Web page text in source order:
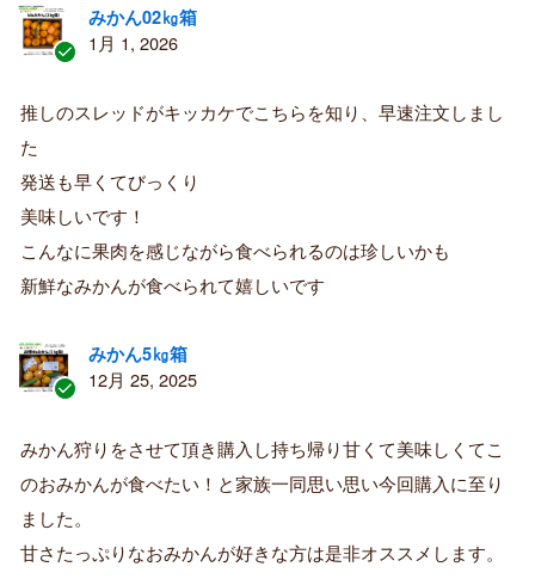
証
済
購
者
みかん02㎏箱
1月 1, 2026
推しのスレッドがキッカケでこちらを知り、早速注文しまし
た
発送も早くてびっくり
美味しいです！
こんなに果肉を感じながら食べられるのは珍しいかも
新鮮なみかんが食べられて嬉しいです
証
済
み
購
者
みかん5㎏箱
12月 25, 2025
みかん狩りをさせて頂き購入し持ち帰り甘くて美味しくてこ
のおみかんが食べたい！と家族一同思い思い今回購入に至り
ました。
甘さたっぷりなおみかんが好きな方は是非オススメします。